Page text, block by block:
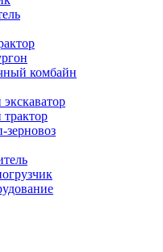
комбайн
зерновоз